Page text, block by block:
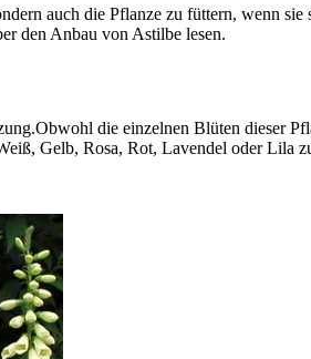
auch die Pflanze zu füttern, wenn
den Anbau von Astilbe lesen.
die einzelnen Blüten dieser
Gelb, Rosa, Rot, Lavendel oder Lila